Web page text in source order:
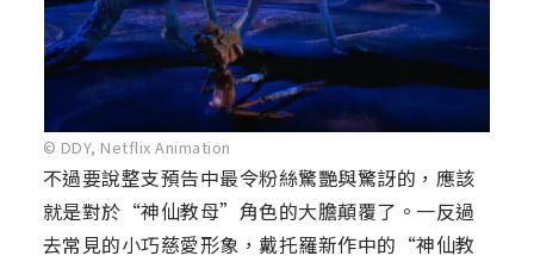
© DDY, Netflix Animation
不過要說整支預告中最令粉絲驚艷與驚訝的，應該
就是對於“神仙教母”角色的大膽顛覆了。一反過
去常見的小巧慈愛形象，戴托羅新作中的“神仙教